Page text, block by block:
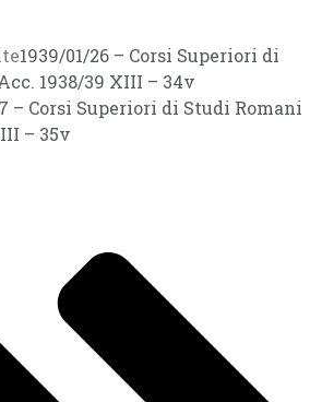
1939/01/26 – Corsi Superiori di
1938/39 XIII – 34v
– Corsi Superiori di Studi Romani
– 35v